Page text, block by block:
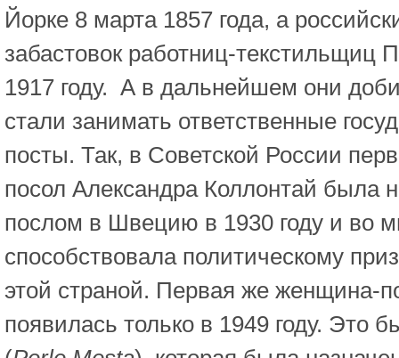
Йорке 8 марта 1857 года, а
забастовок работниц-текстильщиц
1917 году. А в дальнейшем они
стали занимать ответственные
посты. Так, в Советской России
посол Александра Коллонтай была
послом в Швецию в 1930 году и во
способствовала политическому
этой страной. Первая же женщина-
появилась только в 1949 году. Это